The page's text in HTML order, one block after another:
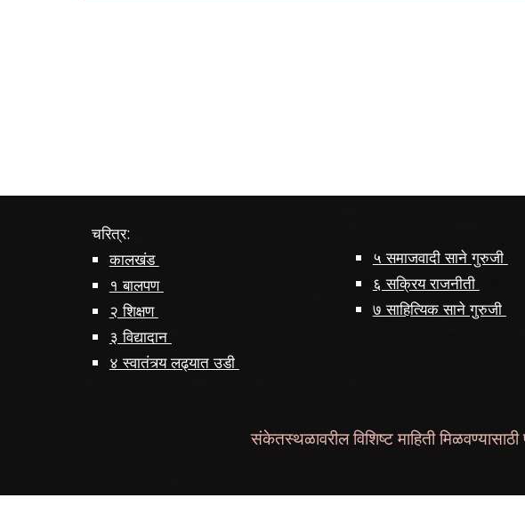
चरित्र:
कालखंड
१ बालपण
२ शिक्षण
३ विद्यादान
४ स्वातंत्र्य लढ्यात उडी
५ समाजवादी साने गुरुजी
६ सक्रिय राजनीती
७ साहित्यिक साने गुरुजी
संकेतस्थळावरील विशिष्ट माहिती मिळवण्यासाठी